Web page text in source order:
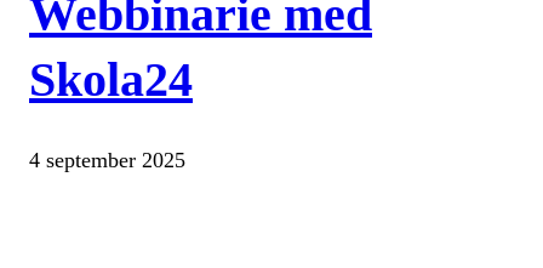
Webbinarie med
Skola24
4 september 2025